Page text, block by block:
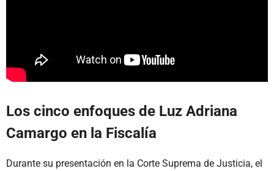
Los cinco enfoques de Luz Adriana
Camargo en la Fiscalía
Durante su presentación en la Corte Suprema de Justicia, el